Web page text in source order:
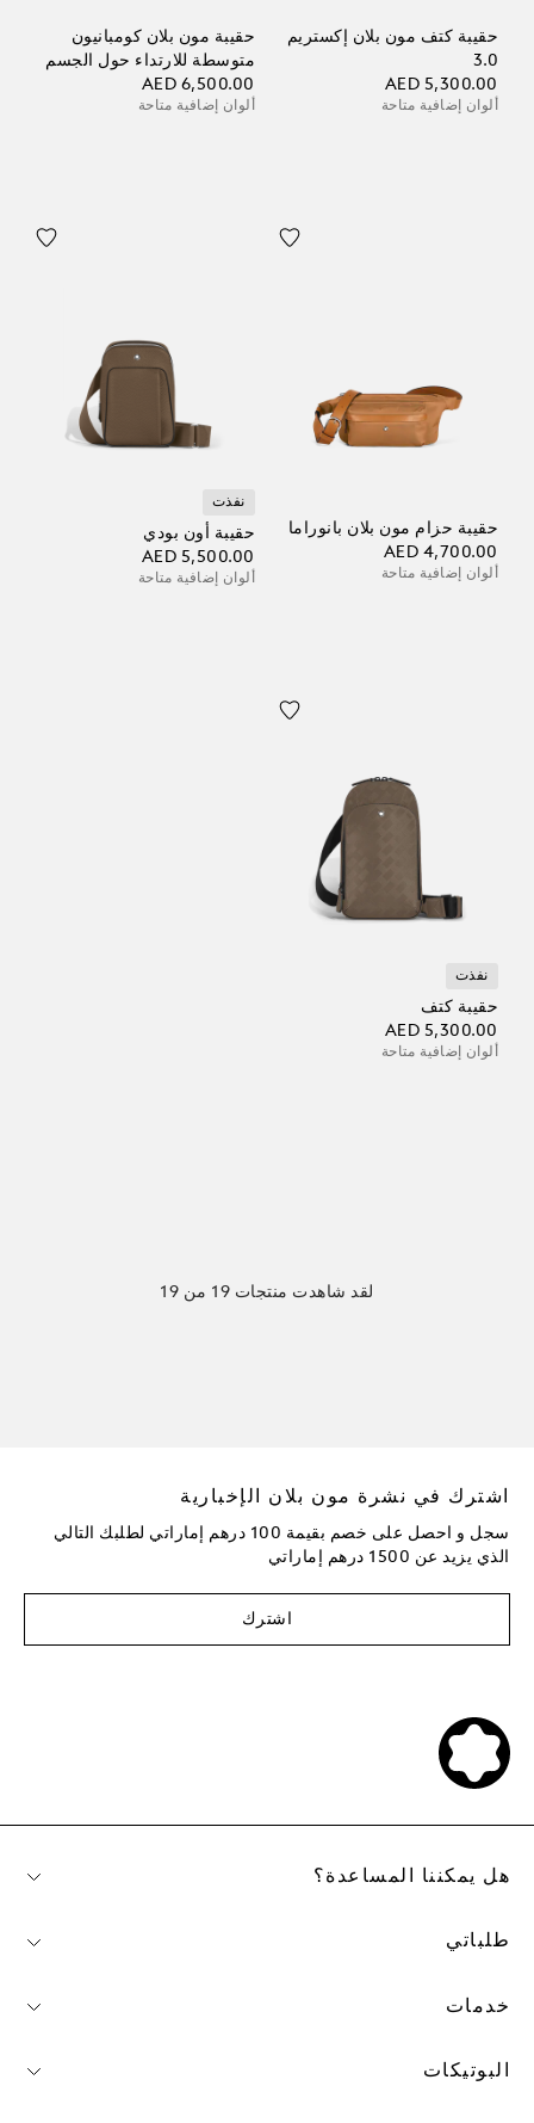
حقيبة كتف مون بلان إكستريم
3.0
AED 5,300.00
ألوان إضافية متاحة
حقيبة مون بلان كومبانيون
متوسطة للارتداء حول الجسم
AED 6,500.00
ألوان إضافية متاحة
حقيبة حزام مون بلان بانوراما
AED 4,700.00
ألوان إضافية متاحة
نفذت
حقيبة أون بودي
AED 5,500.00
ألوان إضافية متاحة
نفذت
حقيبة كتف
AED 5,300.00
ألوان إضافية متاحة
لقد شاهدت منتجات 19 من 19
اشترك في نشرة مون بلان الإخبارية
سجل و احصل على خصم بقيمة 100 درهم إماراتي لطلبك التالي
الذي يزيد عن 1500 درهم إماراتي
اشترك
هل يمكننا المساعدة؟
طلباتي
خدمات
البوتيكات